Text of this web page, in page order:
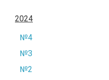
2024
№4
№3
№2